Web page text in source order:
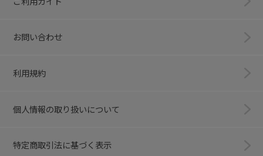
お問い合わせ
利用規約
個人情報の取り扱いについて
特定商取引法に基づく表示